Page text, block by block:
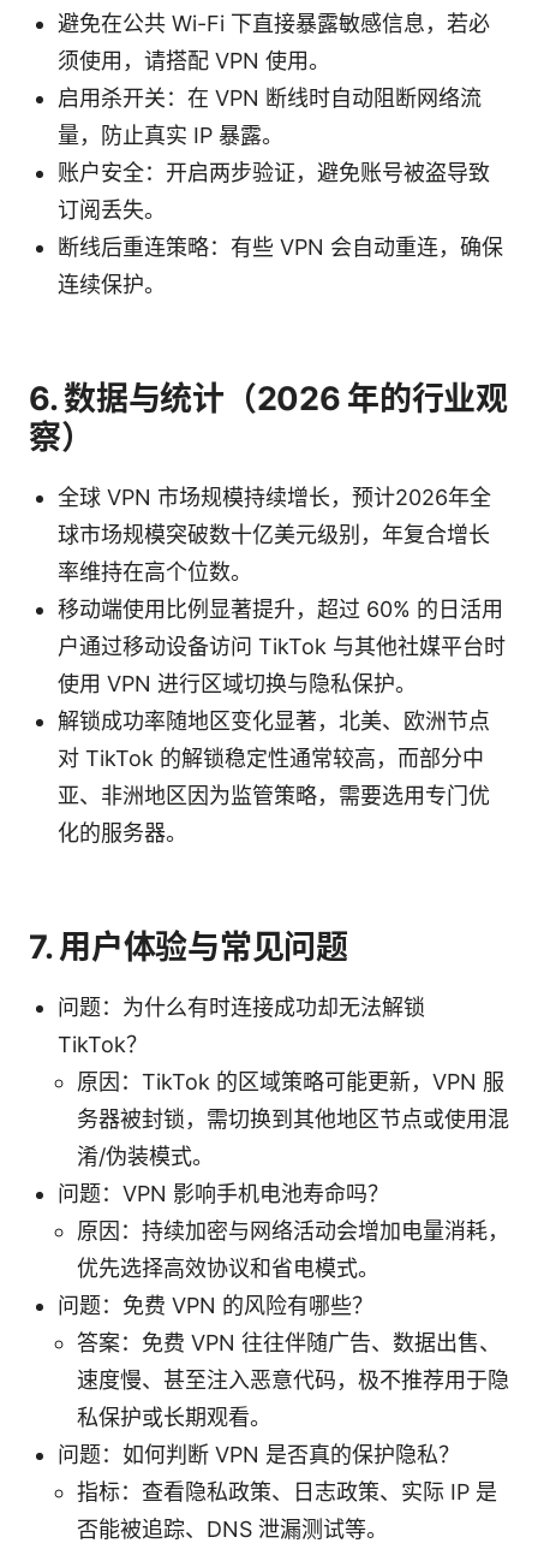
避免在公共 Wi-Fi 下直接暴露敏感信息，若必
须使用，请搭配 VPN 使用。
启用杀开关：在 VPN 断线时自动阻断网络流
量，防止真实 IP 暴露。
账户安全：开启两步验证，避免账号被盗导致
订阅丢失。
断线后重连策略：有些 VPN 会自动重连，确保
连续保护。
6. 数据与统计（2026 年的行业观
察）
全球 VPN 市场规模持续增长，预计2026年全
球市场规模突破数十亿美元级别，年复合增长
率维持在高个位数。
移动端使用比例显著提升，超过 60% 的日活用
户通过移动设备访问 TikTok 与其他社媒平台时
使用 VPN 进行区域切换与隐私保护。
解锁成功率随地区变化显著，北美、欧洲节点
对 TikTok 的解锁稳定性通常较高，而部分中
亚、非洲地区因为监管策略，需要选用专门优
化的服务器。
7. 用户体验与常见问题
问题：为什么有时连接成功却无法解锁
TikTok？
原因：TikTok 的区域策略可能更新，VPN 服
务器被封锁，需切换到其他地区节点或使用混
淆/伪装模式。
问题：VPN 影响手机电池寿命吗？
原因：持续加密与网络活动会增加电量消耗，
优先选择高效协议和省电模式。
问题：免费 VPN 的风险有哪些？
答案：免费 VPN 往往伴随广告、数据出售、
速度慢、甚至注入恶意代码，极不推荐用于隐
私保护或长期观看。
问题：如何判断 VPN 是否真的保护隐私？
指标：查看隐私政策、日志政策、实际 IP 是
否能被追踪、DNS 泄漏测试等。